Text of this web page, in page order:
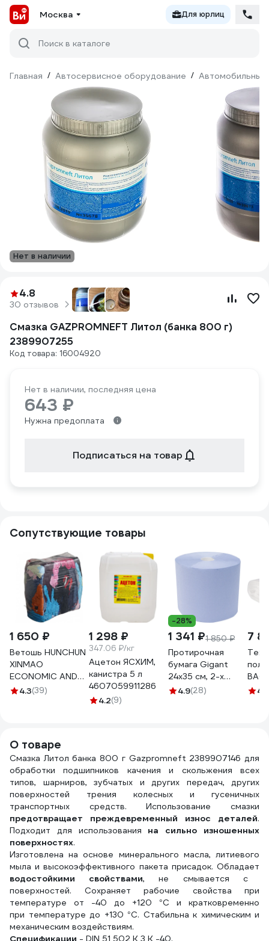
Москва Для юрлиц
Поиск в каталоге
Главная / Автосервисное оборудование / Автомобильные
Нет в наличии
4.8
30 отзывов
Смазка GAZPROMNEFT Литол (банка 800 г)
2389907255
Код товара: 16004920
Нет в наличии, последняя цена
643 ₽
Нужна предоплата
Подписаться на товар
Сопутствующие товары
1 650 ₽
Ветошь HUNCHUN
XINMAO
ECONOMIC AND
TRADE CO., LTD
4.3(39)
1 298 ₽
347.06 ₽/кг
Ацетон ЯСХИМ,
канистра 5 л
4607059911286
4.2(9)
-28%
1 341 ₽1 850 ₽
Протирочная
бумага Gigant
24x35 см, 2-х
слойная, 1000
4.9(28)
7
4.8
О товаре
Смазка Литол банка 800 г Gazpromneft 2389907146 для
обработки подшипников качения и скольжения всех
типов, шарниров, зубчатых и других передач, других
поверхностей трения колесных и гусеничных
транспортных средств. Использование смазки
предотвращает преждевременный износ деталей.
Подходит для использования на сильно изношенных
поверхностях.
Изготовлена на основе минерального масла, литиевого
мыла и высокоэффективного пакета присадок. Обладает
водостойкими свойствами, не смывается с
поверхностей. Сохраняет рабочие свойства при
температуре от -40 до +120 °С и кратковременно
при температуре до +130 °С. Стабильна к химическим и
механическим воздействиям.
Спецификации - DIN 51 502 K 3 K -40.